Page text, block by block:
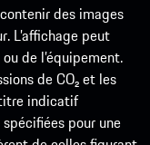
des images
L’affichage peut
de l’équipement.
de CO₂ et les
indicatif
pour une